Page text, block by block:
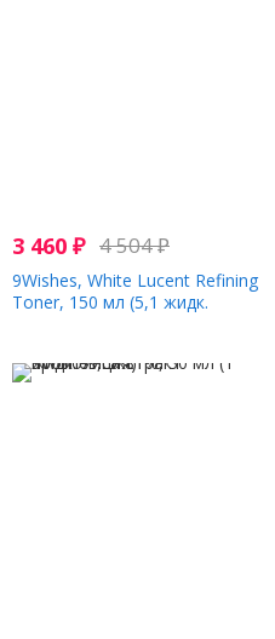
3 460 ₽ 4 504₽
9Wishes, White Lucent Refining
Toner, 150 мл (5,1 жидк.